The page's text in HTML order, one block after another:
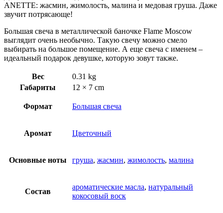
ANETTE: жасмин, жимолость, малина и медовая груша. Даже
звучит потрясающе!
Большая свеча в металлической баночке Flame Moscow
выглядит очень необычно. Такую свечу можно смело
выбирать на большое помещение. А еще свеча с именем –
идеальный подарок девушке, которую зовут также.
Вес
0.31 kg
Габариты
12 × 7 cm
Формат Большая свеча
Аромат Цветочный
Основные ноты груша, жасмин, жимолость, малина
Состав
ароматические масла, натуральный
кокосовый воск